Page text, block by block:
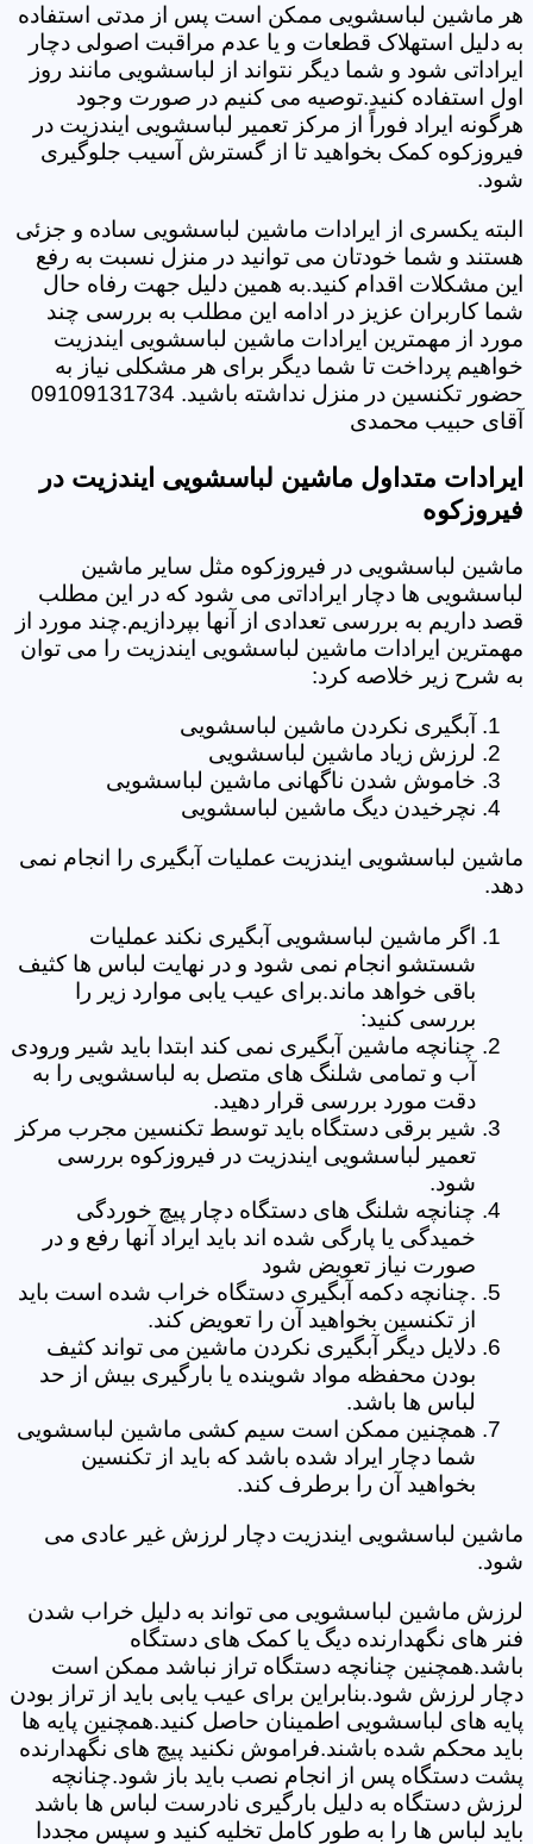
هر ماشین لباسشویی ممکن است پس از مدتی استفاده
به دلیل استهلاک قطعات و یا عدم مراقبت اصولی دچار
ایراداتی شود و شما دیگر نتواند از لباسشویی مانند روز
اول استفاده کنید.توصیه می کنیم در صورت وجود
هرگونه ایراد فوراً از مرکز تعمیر لباسشویی ایندزیت در
فیروزکوه کمک بخواهید تا از گسترش آسیب جلوگیری
شود.
البته یکسری از ایرادات ماشین لباسشویی ساده و جزئی
هستند و شما خودتان می توانید در منزل نسبت به رفع
این مشکلات اقدام کنید.به همین دلیل جهت رفاه حال
شما کاربران عزیز در ادامه این مطلب به بررسی چند
مورد از مهمترین ایرادات ماشین لباسشویی ایندزیت
خواهیم پرداخت تا شما دیگر برای هر مشکلی نیاز به
حضور تکنسین در منزل نداشته باشید. 09109131734
آقای حبیب محمدی
ایرادات متداول ماشین لباسشویی ایندزیت در
فیروزکوه
ماشین لباسشویی در فیروزکوه مثل سایر ماشین
لباسشویی ها دچار ایراداتی می شود که در این مطلب
قصد داریم به بررسی تعدادی از آنها بپردازیم.چند مورد از
مهمترین ایرادات ماشین لباسشویی ایندزیت را می توان
به شرح زیر خلاصه کرد:
آبگیری نکردن ماشین لباسشویی
لرزش زیاد ماشین لباسشویی
خاموش شدن ناگهانی ماشین لباسشویی
نچرخیدن دیگ ماشین لباسشویی
ماشین لباسشویی ایندزیت عملیات آبگیری را انجام نمی
دهد.
اگر ماشین لباسشویی آبگیری نکند عملیات
شستشو انجام نمی شود و در نهایت لباس ها کثیف
باقی خواهد ماند.برای عیب یابی موارد زیر را
بررسی کنید:
چنانچه ماشین آبگیری نمی کند ابتدا باید شیر ورودی
آب و تمامی شلنگ های متصل به لباسشویی را به
دقت مورد بررسی قرار دهید.
شیر برقی دستگاه باید توسط تکنسین مجرب مرکز
تعمیر لباسشویی ایندزیت در فیروزکوه بررسی
شود.
چنانچه شلنگ های دستگاه دچار پیچ خوردگی
خمیدگی یا پارگی شده اند باید ایراد آنها رفع و در
صورت نیاز تعویض شود
.چنانچه دکمه آبگیری دستگاه خراب شده است باید
از تکنسین بخواهید آن را تعویض کند.
دلایل دیگر آبگیری نکردن ماشین می تواند کثیف
بودن محفظه مواد شوینده یا بارگیری بیش از حد
لباس ها باشد.
همچنین ممکن است سیم کشی ماشین لباسشویی
شما دچار ایراد شده باشد که باید از تکنسین
بخواهید آن را برطرف کند.
ماشین لباسشویی ایندزیت دچار لرزش غیر عادی می
شود.
لرزش ماشین لباسشویی می تواند به دلیل خراب شدن
فنر های نگهدارنده دیگ یا کمک های دستگاه
باشد.همچنین چنانچه دستگاه تراز نباشد ممکن است
دچار لرزش شود.بنابراین برای عیب یابی باید از تراز بودن
پایه های لباسشویی اطمینان حاصل کنید.همچنین پایه ها
باید محکم شده باشند.فراموش نکنید پیچ های نگهدارنده
پشت دستگاه پس از انجام نصب باید باز شود.چنانچه
لرزش دستگاه به دلیل بارگیری نادرست لباس ها باشد
باید لباس ها را به طور کامل تخلیه کنید و سپس مجددا